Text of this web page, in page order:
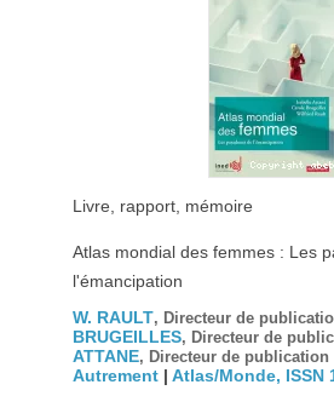
Livre, rapport, mémoire
Atlas mondial des femmes : Les
l'émancipation
W. RAULT, Directeur de
BRUGEILLES, Directeur de
ATTANE, Directeur de publication
Autrement| Atlas/Monde, ISSN